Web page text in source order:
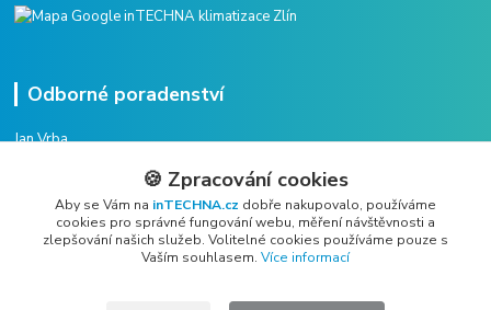
Odborné poradenství
Jan Vrba
vrba@intechna.cz
🍪 Zpracování cookies
Aby se Vám na inTECHNA.cz dobře nakupovalo, používáme
cookies pro správné fungování webu, měření návštěvnosti a
zlepšování našich služeb. Volitelné cookies používáme pouze s
Vaším souhlasem. Více informací